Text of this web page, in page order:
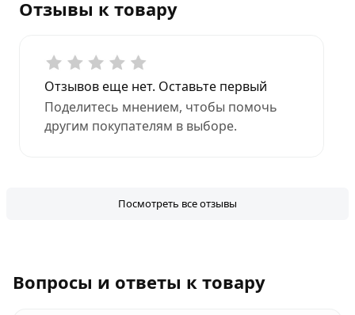
Отзывы к товару
Отзывов еще нет. Оставьте первый
Поделитесь мнением, чтобы помочь
другим покупателям в выборе.
Посмотреть все отзывы
Вопросы и ответы к товару